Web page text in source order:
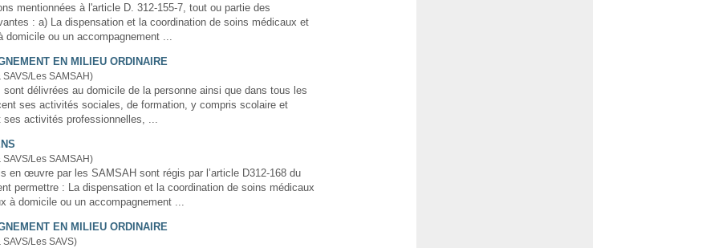
mentionnées à l'article D. 312-155-7, tout ou partie des
de soins médicaux et
domicile ou un accompagnement ...
EN MILIEU ORDINAIRE
Les SAMSAH)
sont délivrées au domicile de la personne ainsi que dans tous les
ses activités sociales, de formation, y compris scolaire et
ses activités professionnelles, ...
Les SAMSAH)
en œuvre par les SAMSAH sont régis par l’article D312-168 du
et la coordination de soins médicaux
à domicile ou un accompagnement ...
EN MILIEU ORDINAIRE
Les SAVS)